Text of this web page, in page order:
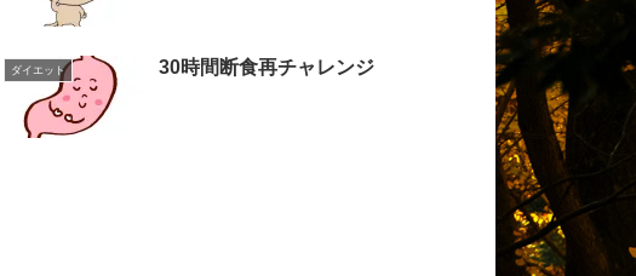
ダイエット 30時間断食再チャレンジ